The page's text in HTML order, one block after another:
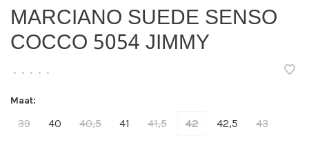
MARCIANO SUEDE SENSO
COCCO 5054 JIMMY
• • • • •
Maat:
39 40 40,5 41 41,5 42 42,5
43